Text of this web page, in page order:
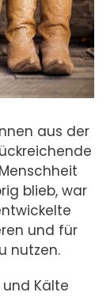
aus der
blieb, war
und für
nutzen.
Kälte